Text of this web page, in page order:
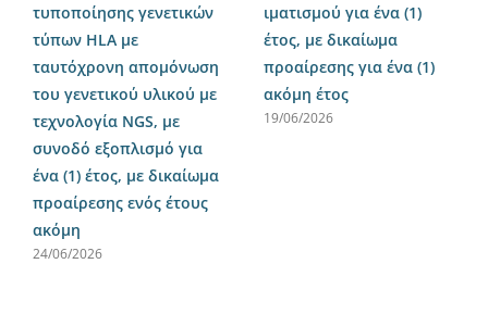
τυποποίησης γενετικών
τύπων HLA με
ταυτόχρονη απομόνωση
του γενετικού υλικού με
τεχνολογία NGS, με
συνοδό εξοπλισμό για
ένα (1) έτος, με δικαίωμα
προαίρεσης ενός έτους
ακόμη
24/06/2026
ιματισμού για ένα (1)
έτος, με δικαίωμα
προαίρεσης για ένα (1)
ακόμη έτος
19/06/2026